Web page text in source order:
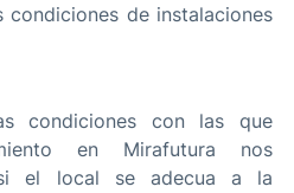
de instalaciones
condiciones con las que
en Mirafutura nos
si el local se adecua a la